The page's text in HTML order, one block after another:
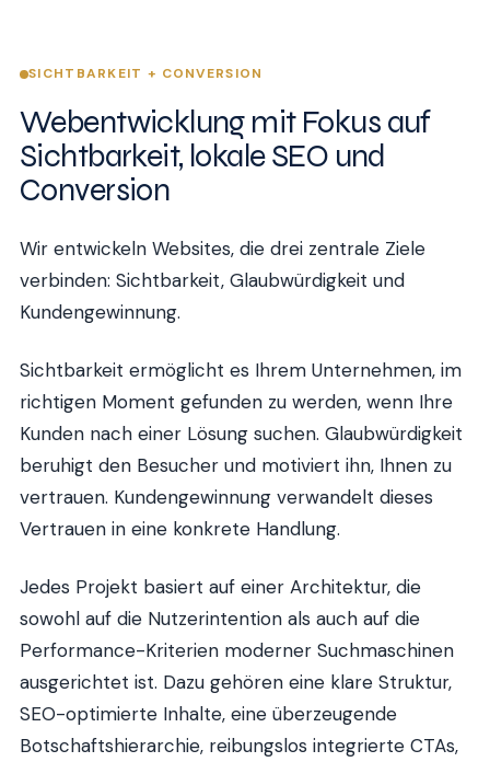
SICHTBARKEIT + CONVERSION
Webentwicklung mit Fokus auf
Sichtbarkeit, lokale SEO und
Conversion
Wir entwickeln Websites, die drei zentrale Ziele
verbinden: Sichtbarkeit, Glaubwürdigkeit und
Kundengewinnung.
Sichtbarkeit ermöglicht es Ihrem Unternehmen, im
richtigen Moment gefunden zu werden, wenn Ihre
Kunden nach einer Lösung suchen. Glaubwürdigkeit
beruhigt den Besucher und motiviert ihn, Ihnen zu
vertrauen. Kundengewinnung verwandelt dieses
Vertrauen in eine konkrete Handlung.
Jedes Projekt basiert auf einer Architektur, die
sowohl auf die Nutzerintention als auch auf die
Performance-Kriterien moderner Suchmaschinen
ausgerichtet ist. Dazu gehören eine klare Struktur,
SEO-optimierte Inhalte, eine überzeugende
Botschaftshierarchie, reibungslos integrierte CTAs,